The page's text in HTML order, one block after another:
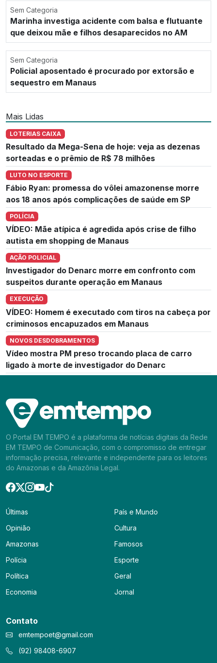
Sem Categoria
Marinha investiga acidente com balsa e flutuante
que deixou mãe e filhos desaparecidos no AM
Sem Categoria
Policial aposentado é procurado por extorsão e
sequestro em Manaus
Mais Lidas
LOTERIAS CAIXA
Resultado da Mega-Sena de hoje: veja as dezenas
sorteadas e o prêmio de R$ 78 milhões
LUTO NO ESPORTE
Fábio Ryan: promessa do vôlei amazonense morre
aos 18 anos após complicações de saúde em SP
POLÍCIA
VÍDEO: Mãe atípica é agredida após crise de filho
autista em shopping de Manaus
AÇÃO POLICIAL
Investigador do Denarc morre em confronto com
suspeitos durante operação em Manaus
EXECUÇÃO
VÍDEO: Homem é executado com tiros na cabeça por
criminosos encapuzados em Manaus
NOVOS DESDOBRAMENTOS
Vídeo mostra PM preso trocando placa de carro
ligado à morte de investigador do Denarc
O Portal EM TEMPO é a plataforma de notícias digitais da Rede
EM TEMPO de Comunicação, com o compromisso de entregar
informação precisa, relevante e independente para os leitores
do Amazonas e da Amazônia Legal.
Últimas
Opinião
Amazonas
Polícia
Política
Economia
País e Mundo
Cultura
Famosos
Esporte
Geral
Jornal
Contato
emtempoet@gmail.com
(92) 98408-6907